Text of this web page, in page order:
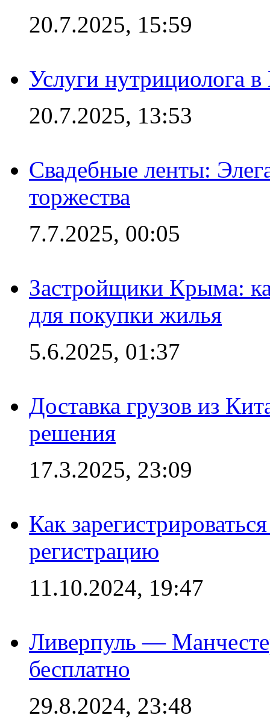
20.7.2025, 15:59
Услуги нутрициолога
20.7.2025, 13:53
Свадебные ленты:
торжества
7.7.2025, 00:05
Застройщики Крыма:
для покупки жилья
5.6.2025, 01:37
Доставка грузов из
решения
17.3.2025, 23:09
Как
регистрацию
11.10.2024, 19:47
Ливерпуль —
бесплатно
29.8.2024, 23:48